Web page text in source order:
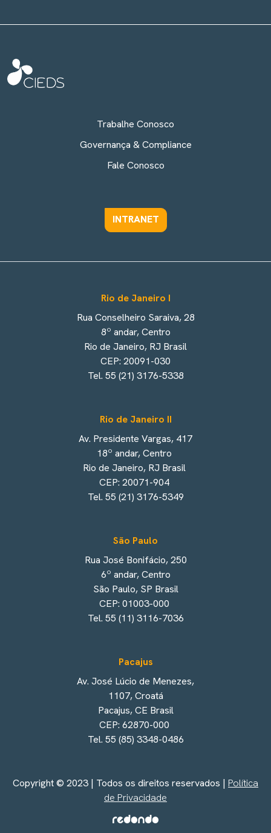
Trabalhe Conosco
Governança & Compliance
Fale Conosco
INTRANET
Rio de Janeiro I
Rua Conselheiro Saraiva, 28
8º andar, Centro
Rio de Janeiro, RJ Brasil
CEP: 20091-030
Tel. 55 (21) 3176-5338
Rio de Janeiro II
Av. Presidente Vargas, 417
18º andar, Centro
Rio de Janeiro, RJ Brasil
CEP: 20071-904
Tel. 55 (21) 3176-5349
São Paulo
Rua José Bonifácio, 250
6º andar, Centro
São Paulo, SP Brasil
CEP: 01003-000
Tel. 55 (11) 3116-7036
Pacajus
Av. José Lúcio de Menezes,
1107, Croatá
Pacajus, CE Brasil
CEP: 62870-000
Tel. 55 (85) 3348-0486
Copyright © 2023 | Todos os direitos reservados | Política
de Privacidade